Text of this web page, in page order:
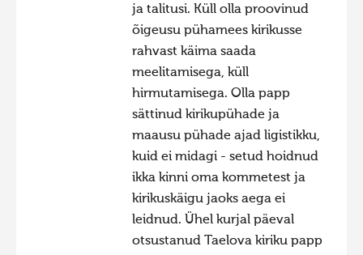
Hiite kuvavõistlus 2010
Hiite kuvavõistlus 2009
Hiite kuvavõistlus 2008
ja talitusi. Küll olla proovinud
õigeusu pühamees kirikusse
rahvast käima saada
meelitamisega, küll
hirmutamisega. Olla papp
sättinud kirikupühade ja
maausu pühade ajad ligistikku,
kuid ei midagi - setud hoidnud
ikka kinni oma kommetest ja
kirikuskäigu jaoks aega ei
leidnud. Ühel kurjal päeval
otsustanud Taelova kiriku papp